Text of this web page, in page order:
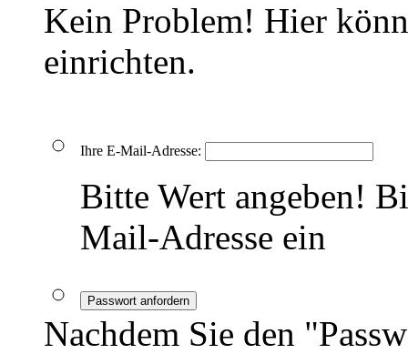
Kein Problem! Hier
einrichten.
Ihre E-Mail-Adresse:
Bitte Wert angeben!
Mail-Adresse ein
Passwort anfordern
Nachdem Sie den